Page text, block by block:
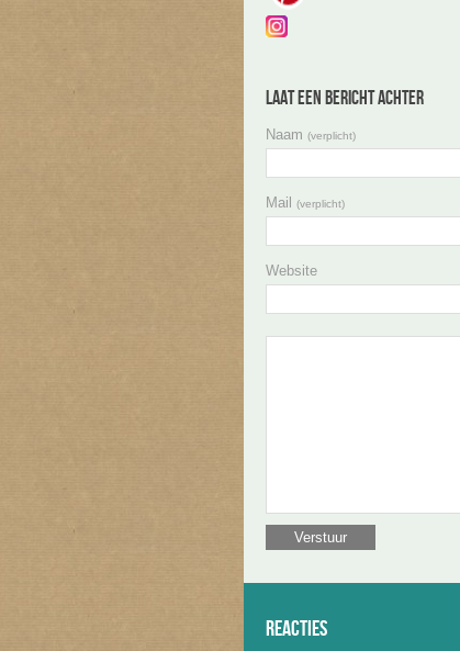
Laat een bericht achter
Naam (verplicht)
Mail (verplicht)
Website
Reacties